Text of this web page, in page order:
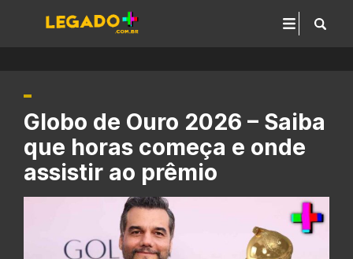
Globo de Ouro 2026 – Saiba
que horas começa e onde
assistir ao prêmio